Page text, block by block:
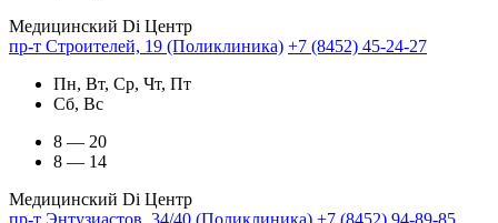
Медицинский Di Центр
пр-т Строителей, 19 (Поликлиника) +7 (8452) 45-24-27
Пн, Вт, Ср, Чт, Пт
Сб, Вс
8 — 20
8 — 14
Медицинский Di Центр